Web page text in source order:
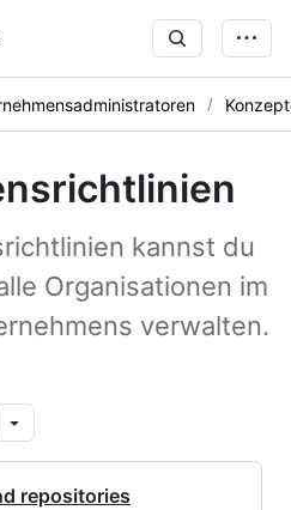
kannst du
Organisationen im
verwalten.
repositories